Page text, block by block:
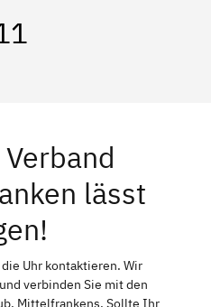
lässt
Uhr kontaktieren. Wir
verbinden Sie mit den
Mittelfrankens. Sollte Ihr